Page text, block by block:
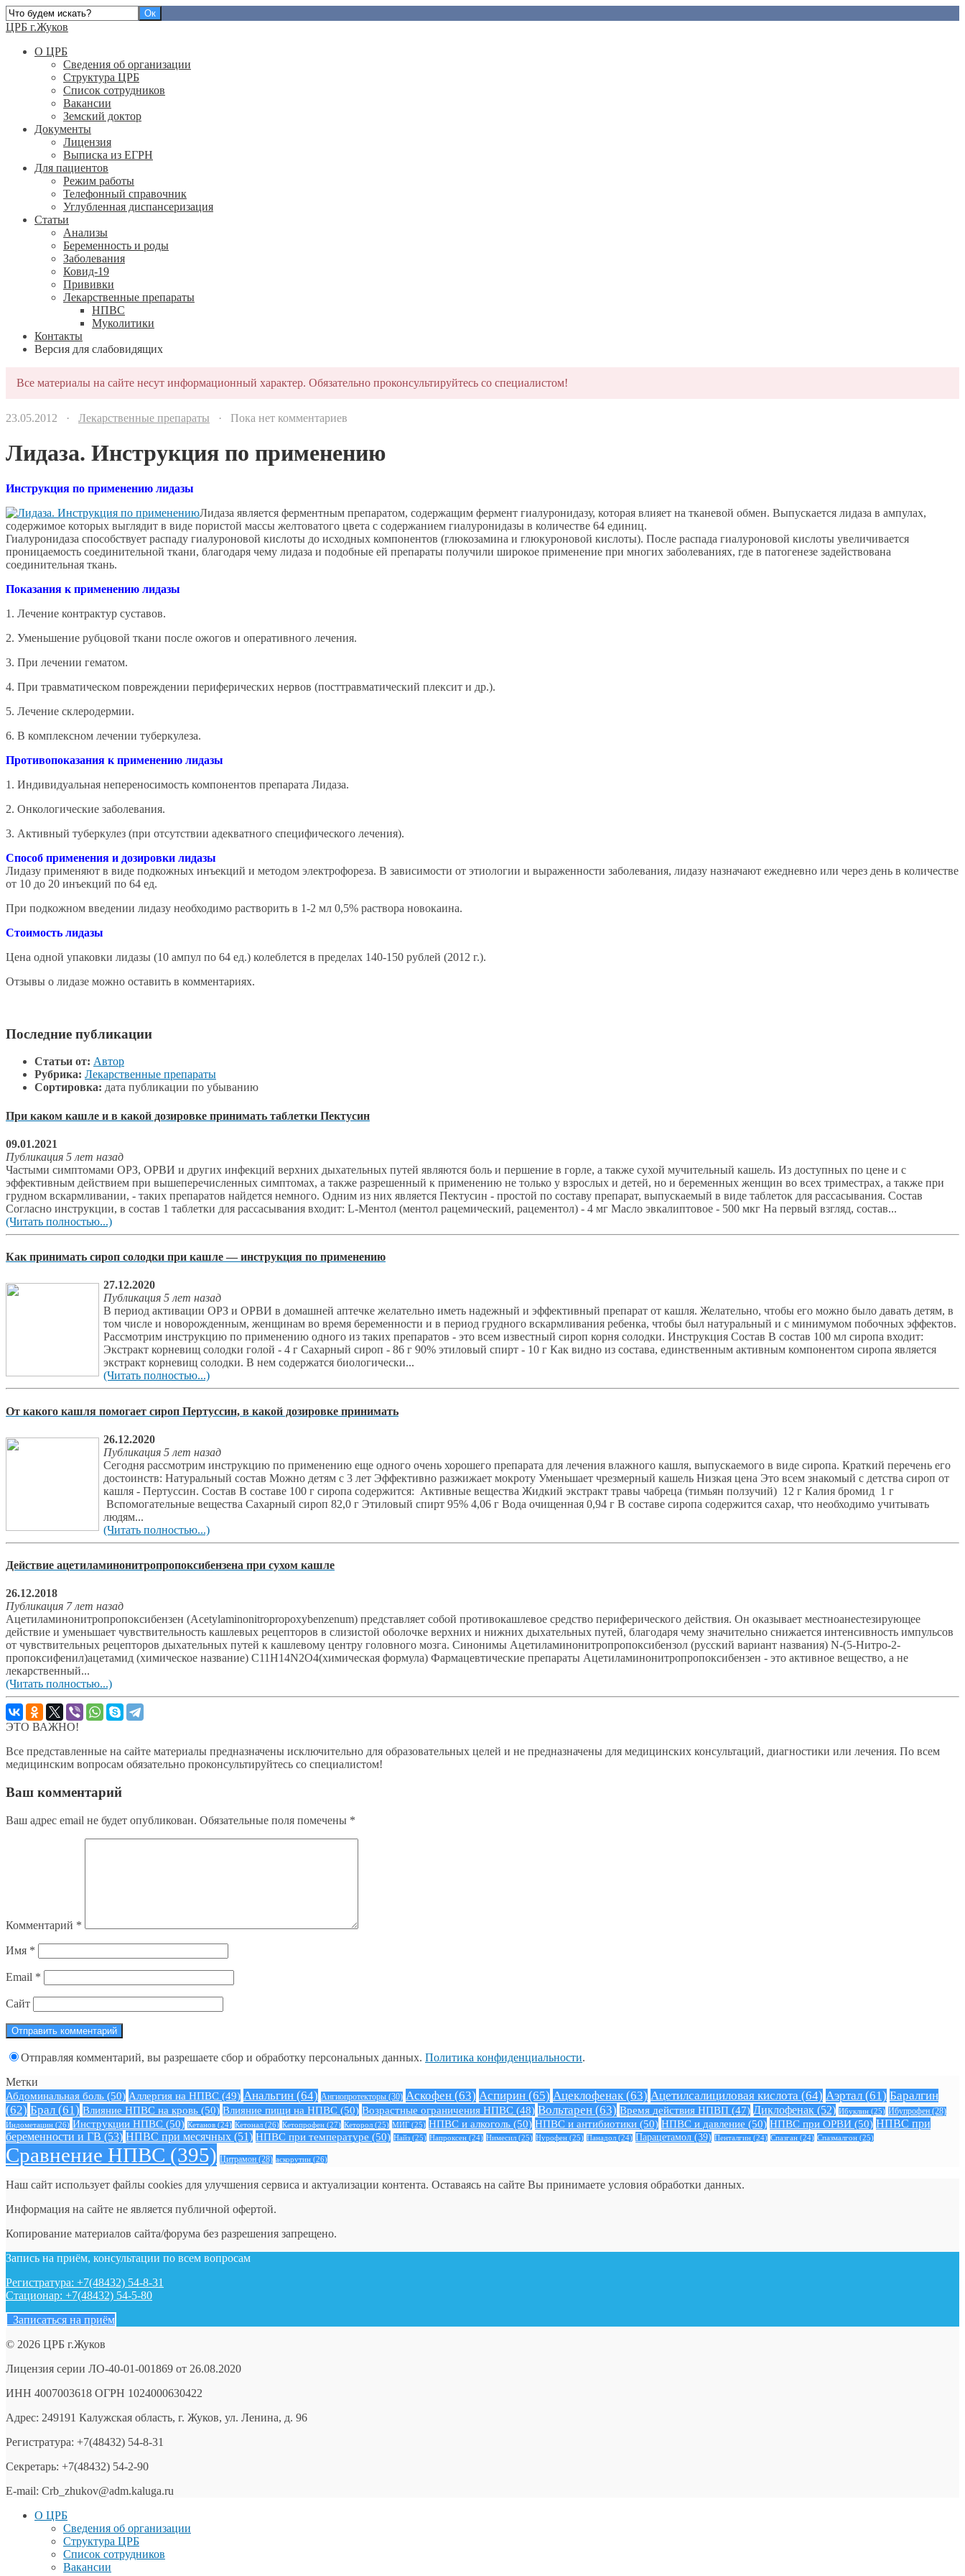
ЦРБ г.Жуков
О ЦРБ
Сведения об организации
Структура ЦРБ
Список сотрудников
Вакансии
Земский доктор
Документы
Лицензия
Выписка из ЕГРН
Для пациентов
Режим работы
Телефонный справочник
Углубленная диспансеризация
Статьи
Анализы
Беременность и роды
Заболевания
Ковид-19
Прививки
Лекарственные препараты
НПВС
Муколитики
Контакты
Версия для слабовидящих
Все материалы на сайте несут информационный характер. Обязательно проконсультируйтесь со специалистом!
23.05.2012 · Лекарственные препараты · Пока нет комментариев
Лидаза. Инструкция по применению
Инструкция по применению лидазы
Лидаза является ферментным препаратом, содержащим фермент гиалуронидазу, которая влияет на тканевой обмен. Выпускается лидаза в ампулах,
содержимое которых выглядит в виде пористой массы желтоватого цвета с содержанием гиалуронидазы в количестве 64 единиц.
Гиалуронидаза способствует распаду гиалуроновой кислоты до исходных компонентов (глюкозамина и глюкуроновой кислоты). После распада гиалуроновой кислоты увеличивается
проницаемость соединительной ткани, благодаря чему лидаза и подобные ей препараты получили широкое применение при многих заболеваниях, где в патогенезе задействована
соединительная ткань.
Показания к применению лидазы
1. Лечение контрактур суставов.
2. Уменьшение рубцовой ткани после ожогов и оперативного лечения.
3. При лечении гематом.
4. При травматическом повреждении периферических нервов (посттравматический плексит и др.).
5. Лечение склеродермии.
6. В комплексном лечении туберкулеза.
Противопоказания к применению лидазы
1. Индивидуальная непереносимость компонентов препарата Лидаза.
2. Онкологические заболевания.
3. Активный туберкулез (при отсутствии адекватного специфического лечения).
Способ применения и дозировки лидазы
Лидазу применяют в виде подкожных инъекций и методом электрофореза. В зависимости от этиологии и выраженности заболевания, лидазу назначают ежедневно или через день в количестве
от 10 до 20 инъекций по 64 ед.
При подкожном введении лидазу необходимо растворить в 1-2 мл 0,5% раствора новокаина.
Стоимость лидазы
Цена одной упаковки лидазы (10 ампул по 64 ед.) колеблется в пределах 140-150 рублей (2012 г.).
Отзывы о лидазе можно оставить в комментариях.
Последние публикации
Статьи от: Автор
Рубрика: Лекарственные препараты
Сортировка: дата публикации по убыванию
При каком кашле и в какой дозировке принимать таблетки Пектусин
09.01.2021
Публикация 5 лет назад
Частыми симптомами ОРЗ, ОРВИ и других инфекций верхних дыхательных путей являются боль и першение в горле, а также сухой мучительный кашель. Из доступных по цене и с
эффективным действием при вышеперечисленных симптомах, а также разрешенный к применению не только у взрослых и детей, но и беременных женщин во всех триместрах, а также при
грудном вскармливании, - таких препаратов найдется немного. Одним из них является Пектусин - простой по составу препарат, выпускаемый в виде таблеток для рассасывания. Состав
Согласно инструкции, в состав 1 таблетки для рассасывания входит: L-Ментол (ментол рацемический, рацементол) - 4 мг Масло эвкалиптовое - 500 мкг На первый взгляд, состав...
(Читать полностью...)
Как принимать сироп солодки при кашле — инструкция по применению
27.12.2020
Публикация 5 лет назад
В период активации ОРЗ и ОРВИ в домашней аптечке желательно иметь надежный и эффективный препарат от кашля. Желательно, чтобы его можно было давать детям, в
том числе и новорожденным, женщинам во время беременности и в период грудного вскармливания ребенка, чтобы был натуральный и с минимумом побочных эффектов.
Рассмотрим инструкцию по применению одного из таких препаратов - это всем известный сироп корня солодки. Инструкция Состав В состав 100 мл сиропа входит:
Экстракт корневищ солодки голой - 4 г Сахарный сироп - 86 г 90% этиловый спирт - 10 г Как видно из состава, единственным активным компонентом сиропа является
экстракт корневищ солодки. В нем содержатся биологически...
(Читать полностью...)
От какого кашля помогает сироп Пертуссин, в какой дозировке принимать
26.12.2020
Публикация 5 лет назад
Сегодня рассмотрим инструкцию по применению еще одного очень хорошего препарата для лечения влажного кашля, выпускаемого в виде сиропа. Краткий перечень его
достоинств: Натуральный состав Можно детям с 3 лет Эффективно разжижает мокроту Уменьшает чрезмерный кашель Низкая цена Это всем знакомый с детства сироп от
кашля - Пертуссин. Состав В составе 100 г сиропа содержится: Активные вещества Жидкий экстракт травы чабреца (тимьян ползучий) 12 г Калия бромид 1 г
Вспомогательные вещества Сахарный сироп 82,0 г Этиловый спирт 95% 4,06 г Вода очищенная 0,94 г В составе сиропа содержится сахар, что необходимо учитывать
людям...
(Читать полностью...)
Действие ацетиламинонитропропоксибензена при сухом кашле
26.12.2018
Публикация 7 лет назад
Ацетиламинонитропропоксибензен (Acetylaminonitropropoxybenzenum) представляет собой противокашлевое средство периферического действия. Он оказывает местноанестезирующее
действие и уменьшает чувствительность кашлевых рецепторов в слизистой оболочке верхних и нижних дыхательных путей, благодаря чему значительно снижается интенсивность импульсов
от чувствительных рецепторов дыхательных путей к кашлевому центру головного мозга. Синонимы Ацетиламинонитропропоксибензол (русский вариант названия) N-(5-Нитро-2-
пропоксифенил)ацетамид (химическое название) C11H14N2O4(химическая формула) Фармацевтические препараты Ацетиламинонитропропоксибензен - это активное вещество, а не
лекарственный...
(Читать полностью...)
ЭТО ВАЖНО!
Все представленные на сайте материалы предназначены исключительно для образовательных целей и не предназначены для медицинских консультаций, диагностики или лечения. По всем
медицинским вопросам обязательно проконсультируйтесь со специалистом!
Ваш комментарий
Ваш адрес email не будет опубликован. Обязательные поля помечены *
Комментарий *
Имя *
Email *
Сайт
Отправляя комментарий, вы разрешаете сбор и обработку персональных данных. Политика конфиденциальности.
Метки
Абдоминальная боль (50) Аллергия на НПВС (49) Анальгин (64) Ангиопротекторы (30) Аскофен (63) Аспирин (65) Ацеклофенак (63) Ацетилсалициловая кислота (64) Аэртал (61) Баралгин
(62) Брал (61) Влияние НПВС на кровь (50) Влияние пищи на НПВС (50) Возрастные ограничения НПВС (48) Вольтарен (63) Время действия НПВП (47) Диклофенак (52) Ибуклин (25) Ибупрофен (28)
Индометацин (26) Инструкции НПВС (50) Кетанов (24) Кетонал (26) Кетопрофен (27) Кеторол (25) МИГ (25) НПВС и алкоголь (50) НПВС и антибиотики (50) НПВС и давление (50) НПВС при ОРВИ (50) НПВС при
беременности и ГВ (53) НПВС при месячных (51) НПВС при температуре (50) Найз (25) Напроксен (24) Нимесил (25) Нурофен (25) Панадол (24) Парацетамол (39) Пенталгин (24) Спазган (24) Спазмалгон (25)
Сравнение НПВС (395) Цитрамон (28) аскорутин (26)
Наш сайт использует файлы cookies для улучшения сервиса и актуализации контента. Оставаясь на сайте Вы принимаете условия обработки данных.
Информация на сайте не является публичной офертой.
Копирование материалов сайта/форума без разрешения запрещено.
Запись на приём, консультации по всем вопросам
Регистратура: +7(48432) 54-8-31
Стационар: +7(48432) 54-5-80
Записаться на приём
© 2026 ЦРБ г.Жуков
Лицензия серии ЛО-40-01-001869 от 26.08.2020
ИНН 4007003618 ОГРН 1024000630422
Адрес: 249191 Калужская область, г. Жуков, ул. Ленина, д. 96
Регистратура: +7(48432) 54-8-31
Секретарь: +7(48432) 54-2-90
E-mail: Crb_zhukov@adm.kaluga.ru
О ЦРБ
Сведения об организации
Структура ЦРБ
Список сотрудников
Вакансии